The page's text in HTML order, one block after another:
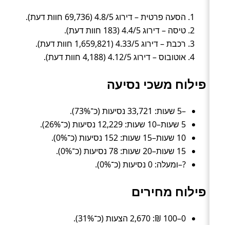
הסעה פרטית – דירוג 4.8/5 (69,736 חוות דעת).
טיסה – דירוג 4.4/5 (183 חוות דעת).
רכבת – דירוג 4.33/5 (1,659,821 חוות דעת).
אוטובוס – דירוג 4.12/5 (4,188 חוות דעת).
פילוח משכי נסיעה
–5 שעות: 33,721 נסיעות (כ־73%).
5 שעות–10 שעות: 12,229 נסיעות (כ־26%).
10 שעות–15 שעות: 152 נסיעות (כ־0%).
15 שעות–20 שעות: 78 נסיעות (כ־0%).
?–ומעלה: 0 נסיעות (כ־0%).
פילוח מחירים
0–100 ₪: 2,670 הצעות (כ־31%).